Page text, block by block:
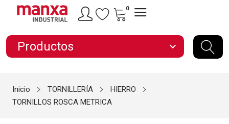
0
Productos expand_more
Inicio TORNILLERÍA
HIERRO
TORNILLOS ROSCA METRICA